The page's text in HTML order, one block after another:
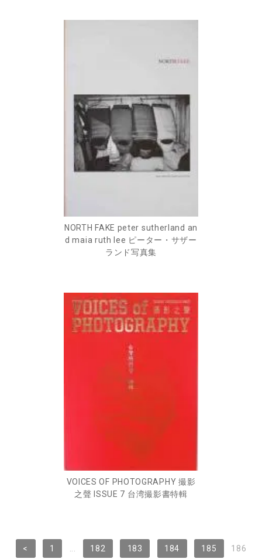
NORTH FAKE peter sutherland an
d maia ruth lee ピーター・サザー
ランド写真集
VOICES OF PHOTOGRAPHY 撮影
之聲 ISSUE 7 台湾撮影書特輯
< 1 182 183 184 185 186